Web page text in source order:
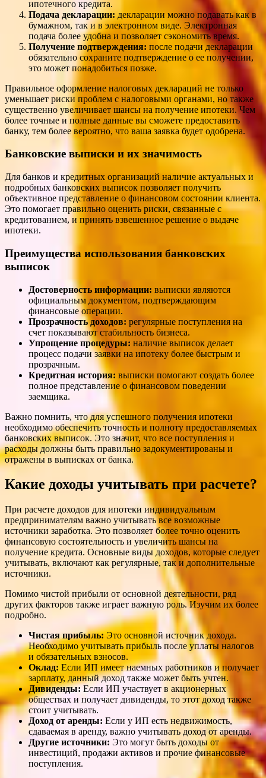
ипотечного кредита.
Подача декларации:декларации можно подавать как в
бумажном, так и в электронном виде. Электронная
подача более удобна и позволяет сэкономить время.
Получение подтверждения: после подачи декларации
обязательно сохраните подтверждение о ее получении,
это может понадобиться позже.
Правильное оформление налоговых деклараций не только
уменьшает риски проблем с налоговыми органами, но также
существенно увеличивает шансы на получение ипотеки. Чем
более точные и полные данные вы сможете предоставить
банку, тем более вероятно, что ваша заявка будет одобрена.
Банковские выписки и их значимость
Для банков и кредитных организаций наличие актуальных и
подробных банковских выписок позволяет получить
объективное представление о финансовом состоянии клиента.
Это помогает правильно оценить риски, связанные с
кредитованием, и принять взвешенное решение о выдаче
ипотеки.
Преимущества использования банковских
выписок
Достоверность информации: выписки являются
официальным документом, подтверждающим
финансовые операции.
Прозрачность доходов: регулярные поступления на
счет показывают стабильность бизнеса.
Упрощение процедуры: наличие выписок делает
процесс подачи заявки на ипотеку более быстрым и
прозрачным.
Кредитная история: выписки помогают создать более
полное представление о финансовом поведении
заемщика.
Важно помнить, что для успешного получения ипотеки
необходимо обеспечить точность и полноту предоставляемых
банковских выписок. Это значит, что все поступления и
расходы должны быть правильно задокументированы и
отражены в выписках от банка.
Какие доходы учитывать при расчете?
При расчете доходов для ипотеки индивидуальным
предпринимателям важно учитывать все возможные
источники заработка. Это позволяет более точно оценить
финансовую состоятельность и увеличить шансы на
получение кредита. Основные виды доходов, которые следует
учитывать, включают как регулярные, так и дополнительные
источники.
Помимо чистой прибыли от основной деятельности, ряд
других факторов также играет важную роль. Изучим их более
подробно.
Чистая прибыль: Это основной источник дохода.
Необходимо учитывать прибыль после уплаты налогов
и обязательных взносов.
Оклад: Если ИП имеет наемных работников и получает
зарплату, данный доход также может быть учтен.
Дивиденды:Если ИП участвует в акционерных
обществах и получает дивиденды, то этот доход также
стоит учитывать.
Доход от аренды: Если у ИП есть недвижимость,
сдаваемая в аренду, важно учитывать доход от аренды.
Другие источники: Это могут быть доходы от
инвестиций, продажи активов и прочие финансовые
поступления.